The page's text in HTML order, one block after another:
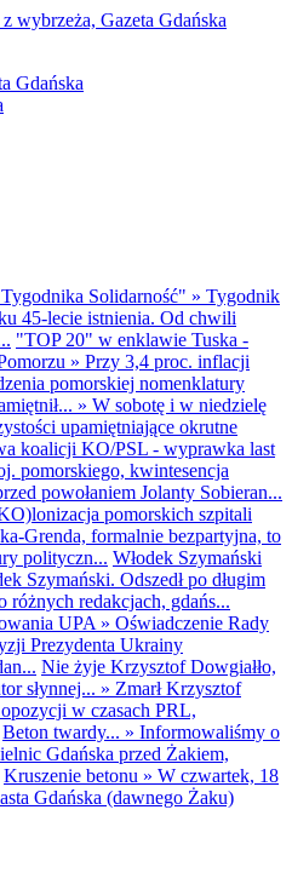
Gdańska
Solidarność" » Tygodnik
45-lecie istnienia. Od chwili
"TOP 20" w enklawie Tuska -
» Przy 3,4 proc. inflacji
pomorskiej nomenklatury
» W sobotę i w niedzielę
upamiętniające okrutne
koalicji KO/PSL - wyprawka last
pomorskiego, kwintesencja
powołaniem Jolanty Sobieran...
pomorskich szpitali
Grenda, formalnie bezpartyjna, to
polityczn... Włodek Szymański
Szymański. Odszedł po długim
różnych redakcjach, gdańs...
UPA » Oświadczenie Rady
Prezydenta Ukrainy
Nie żyje Krzysztof Dowgiałło,
słynnej... » Zmarł Krzysztof
opozycji w czasach PRL,
Beton twardy... » Informowaliśmy o
Gdańska przed Żakiem,
Kruszenie betonu » W czwartek, 18
Gdańska (dawnego Żaku)